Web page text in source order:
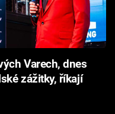
Varech, dnes
zážitky, říkají